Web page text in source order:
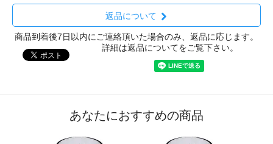
返品について
商品到着後7日以内にご連絡頂いた場合のみ、返品に応じます。
詳細は返品についてをご覧下さい。
あなたにおすすめの商品